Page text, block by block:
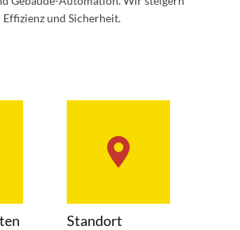
Effizienz und Sicherheit.
Standort